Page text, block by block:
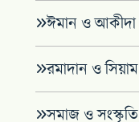
ঈমান ও আকীদা
রমাদান ও সিয়াম
সমাজ ও সংস্কৃতি